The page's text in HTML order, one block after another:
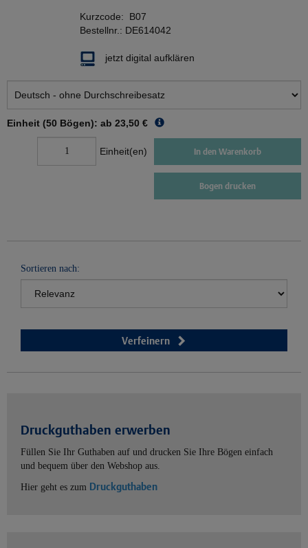
Kurzcode: B07
Bestellnr.: DE614042
jetzt digital aufklären
Einheit (50 Bögen): ab 23,50 €
Einheit(en) In den Warenkorb
Bogen drucken
Sortieren nach:
Verfeinern
Druckguthaben erwerben
Füllen Sie Ihr Guthaben auf und drucken Sie Ihre Bögen einfach
und bequem über den Webshop aus.
Hier geht es zum Druckguthaben